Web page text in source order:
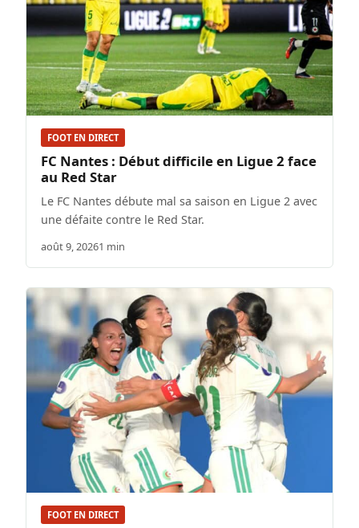
FOOT EN DIRECT
FC Nantes : Début difficile en Ligue 2 face
au Red Star
Le FC Nantes débute mal sa saison en Ligue 2 avec
une défaite contre le Red Star.
août 9, 20261 min
FOOT EN DIRECT